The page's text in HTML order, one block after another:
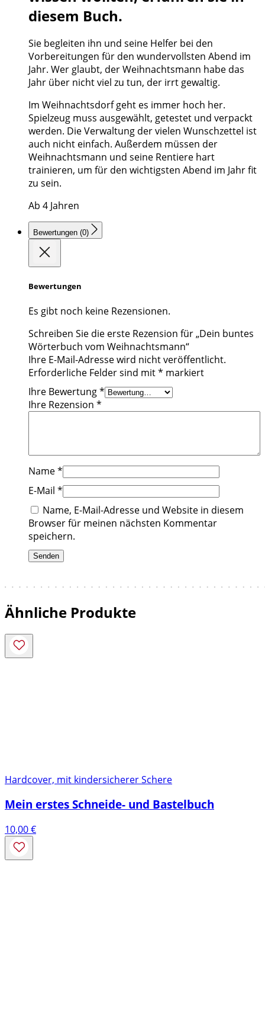
diesem Buch.
Sie begleiten ihn und seine Helfer bei den
Vorbereitungen für den wundervollsten Abend im
Jahr. Wer glaubt, der Weihnachtsmann habe das
Jahr über nicht viel zu tun, der irrt gewaltig.
Im Weihnachtsdorf geht es immer hoch her.
Spielzeug muss ausgewählt, getestet und verpackt
werden. Die Verwaltung der vielen Wunschzettel ist
auch nicht einfach. Außerdem müssen der
Weihnachtsmann und seine Rentiere hart
trainieren, um für den wichtigsten Abend im Jahr fit
zu sein.
Ab 4 Jahren
Bewertungen (0)
Bewertungen
Es gibt noch keine Rezensionen.
Schreiben Sie die erste Rezension für „Dein buntes
Wörterbuch vom Weihnachtsmann“
Ihre E-Mail-Adresse wird nicht veröffentlicht.
Erforderliche Felder sind mit* markiert
Ihre Bewertung*
Ihre Rezension *
Name*
E-Mail *
Name, E-Mail-Adresse und Website in diesem
Browser für meinen nächsten Kommentar
speichern.
Ähnliche Produkte
Hardcover, mit kindersicherer Schere
Mein erstes Schneide- und Bastelbuch
10,00€